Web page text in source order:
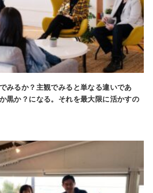
みるか？主観でみると単なる違いであ
黒か？になる。それを最大限に活かすの